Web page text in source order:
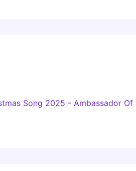
Song 2025 - Ambassador Of